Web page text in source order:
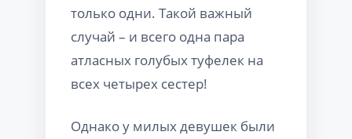
только одни. Такой важный
случай – и всего одна пара
атласных голубых туфелек на
всех четырех сестер!
Однако у милых девушек были